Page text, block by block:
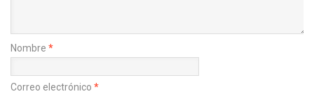
Nombre *
Correo electrónico *